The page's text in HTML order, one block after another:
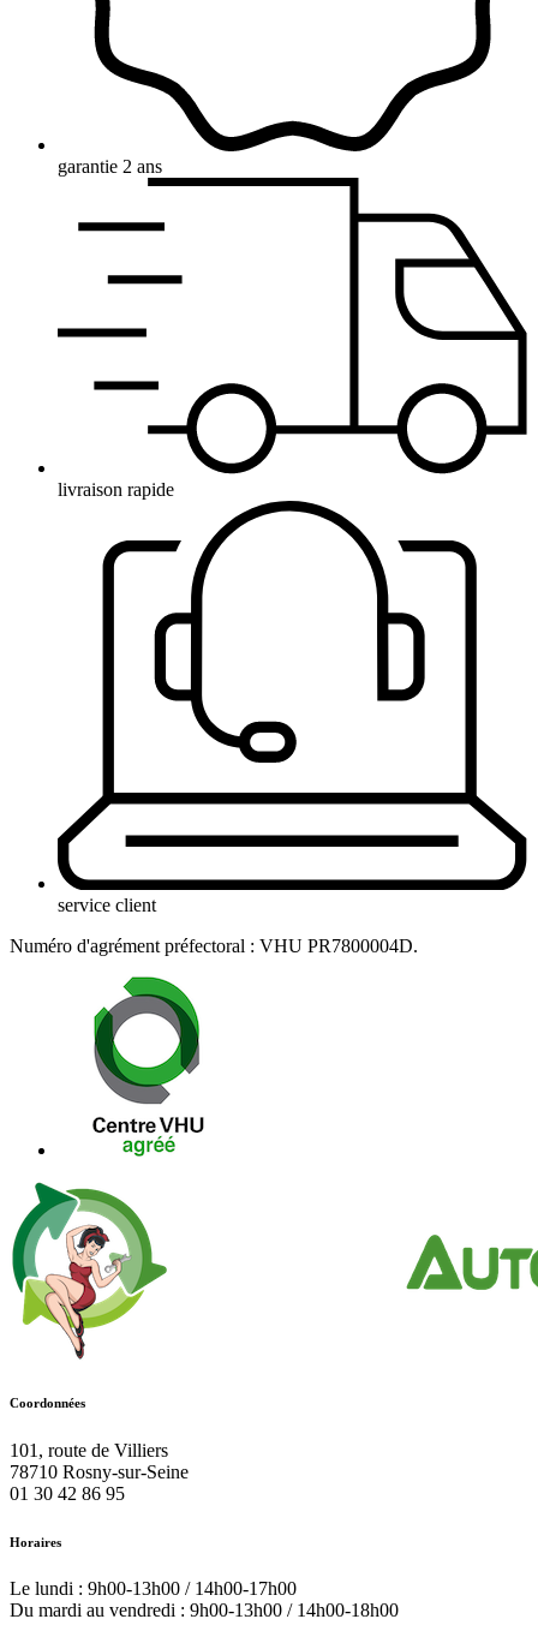
garantie 2 ans
livraison rapide
service client
Numéro d'agrément préfectoral : VHU PR7800004D.
Coordonnées
101, route de Villiers
78710 Rosny-sur-Seine
01 30 42 86 95
Horaires
Le lundi : 9h00-13h00 / 14h00-17h00
Du mardi au vendredi : 9h00-13h00 / 14h00-18h00